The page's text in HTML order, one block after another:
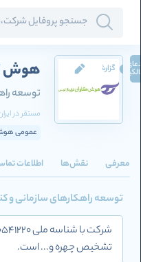
هوش
توسعه
مستقر در
عمومی
ادعای
مالکیت گزارش
معرفی نقش‌ها اطلاعات
توسعه راهکارهای سازمانی و
تشخیص چهره و... است.